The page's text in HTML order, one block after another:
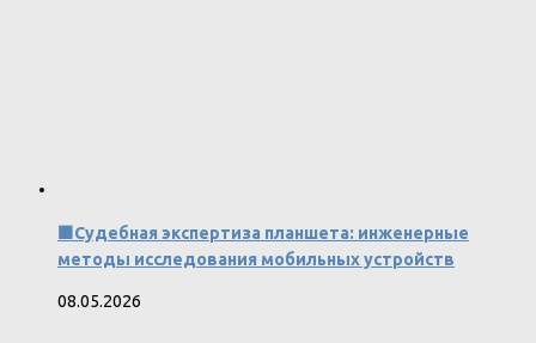
🟧Судебная экспертиза планшета: инженерные
методы исследования мобильных устройств
08.05.2026